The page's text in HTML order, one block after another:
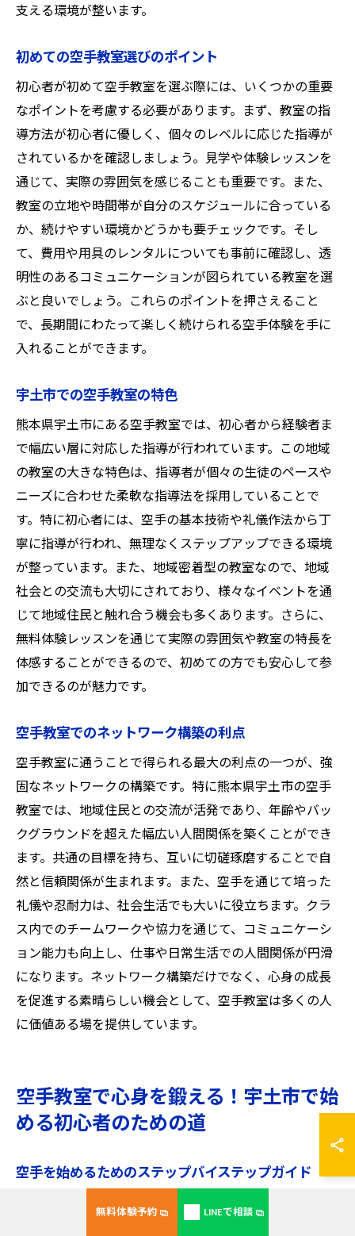
支える環境が整います。
初めての空手教室選びのポイント
初心者が初めて空手教室を選ぶ際には、いくつかの重要
なポイントを考慮する必要があります。まず、教室の指
導方法が初心者に優しく、個々のレベルに応じた指導が
されているかを確認しましょう。見学や体験レッスンを
通じて、実際の雰囲気を感じることも重要です。また、
教室の立地や時間帯が自分のスケジュールに合っている
か、続けやすい環境かどうかも要チェックです。そし
て、費用や用具のレンタルについても事前に確認し、透
明性のあるコミュニケーションが図られている教室を選
ぶと良いでしょう。これらのポイントを押さえること
で、長期間にわたって楽しく続けられる空手体験を手に
入れることができます。
宇土市での空手教室の特色
熊本県宇土市にある空手教室では、初心者から経験者ま
で幅広い層に対応した指導が行われています。この地域
の教室の大きな特色は、指導者が個々の生徒のペースや
ニーズに合わせた柔軟な指導法を採用していることで
す。特に初心者には、空手の基本技術や礼儀作法から丁
寧に指導が行われ、無理なくステップアップできる環境
が整っています。また、地域密着型の教室なので、地域
社会との交流も大切にされており、様々なイベントを通
じて地域住民と触れ合う機会も多くあります。さらに、
無料体験レッスンを通じて実際の雰囲気や教室の特長を
体感することができるので、初めての方でも安心して参
加できるのが魅力です。
空手教室でのネットワーク構築の利点
空手教室に通うことで得られる最大の利点の一つが、強
固なネットワークの構築です。特に熊本県宇土市の空手
教室では、地域住民との交流が活発であり、年齢やバッ
クグラウンドを超えた幅広い人間関係を築くことができ
ます。共通の目標を持ち、互いに切磋琢磨することで自
然と信頼関係が生まれます。また、空手を通じて培った
礼儀や忍耐力は、社会生活でも大いに役立ちます。クラ
ス内でのチームワークや協力を通じて、コミュニケーシ
ョン能力も向上し、仕事や日常生活での人間関係が円滑
になります。ネットワーク構築だけでなく、心身の成長
を促進する素晴らしい機会として、空手教室は多くの人
に価値ある場を提供しています。
空手教室で心身を鍛える！宇土市で始
める初心者のための道
空手を始めるためのステップバイステップガイド
空手を始めるには、まず適切な空手教室を選ぶことが大
切です。熊本県宇土市には初心者を歓迎する教室が多
無料体験予約 LINEで相談